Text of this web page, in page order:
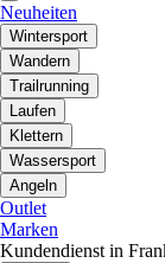
Neuheiten
Wintersport
Wandern
Trailrunning
Laufen
Klettern
Wassersport
Angeln
Outlet
Marken
Kundendienst in